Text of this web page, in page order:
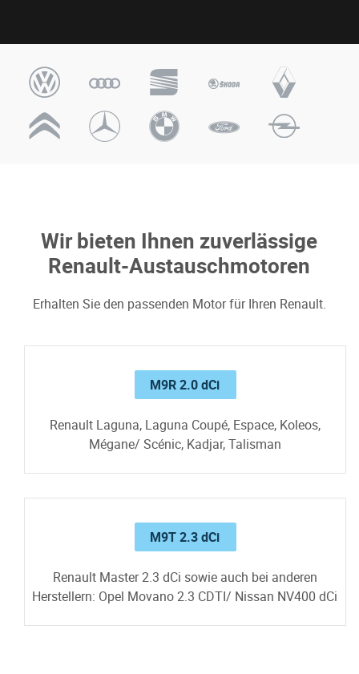
Wir bieten Ihnen zuverlässige
Renault-Austauschmotoren
Erhalten Sie den passenden Motor für Ihren Renault.
M9R 2.0 dCi
Renault Laguna, Laguna Coupé, Espace, Koleos,
Mégane/ Scénic, Kadjar, Talisman
M9T 2.3 dCi
Renault Master 2.3 dCi sowie auch bei anderen
Herstellern: Opel Movano 2.3 CDTI/ Nissan NV400 dCi